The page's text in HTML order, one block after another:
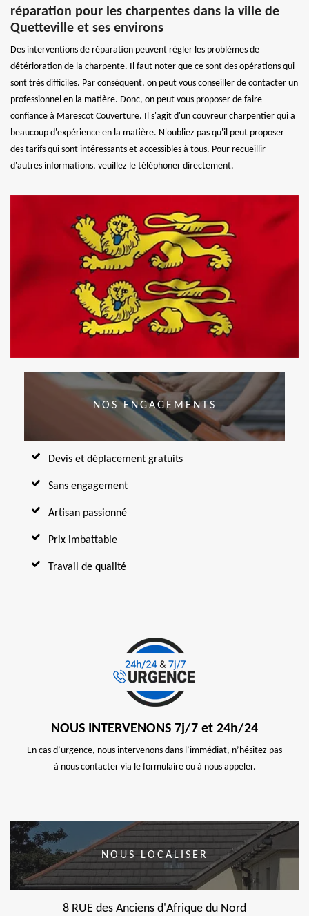
réparation pour les charpentes dans la ville de
Quetteville et ses environs
Des interventions de réparation peuvent régler les problèmes de
détérioration de la charpente. Il faut noter que ce sont des opérations qui
sont très difficiles. Par conséquent, on peut vous conseiller de contacter un
professionnel en la matière. Donc, on peut vous proposer de faire
confiance à Marescot Couverture. Il s'agit d'un couvreur charpentier qui a
beaucoup d'expérience en la matière. N'oubliez pas qu'il peut proposer
des tarifs qui sont intéressants et accessibles à tous. Pour recueillir
d'autres informations, veuillez le téléphoner directement.
NOS ENGAGEMENTS
Devis et déplacement gratuits
Sans engagement
Artisan passionné
Prix imbattable
Travail de qualité
NOUS INTERVENONS 7j/7 et 24h/24
En cas d’urgence, nous intervenons dans l’immédiat, n’hésitez pas
à nous contacter via le formulaire ou à nous appeler.
NOUS LOCALISER
8 RUE des Anciens d'Afrique du Nord